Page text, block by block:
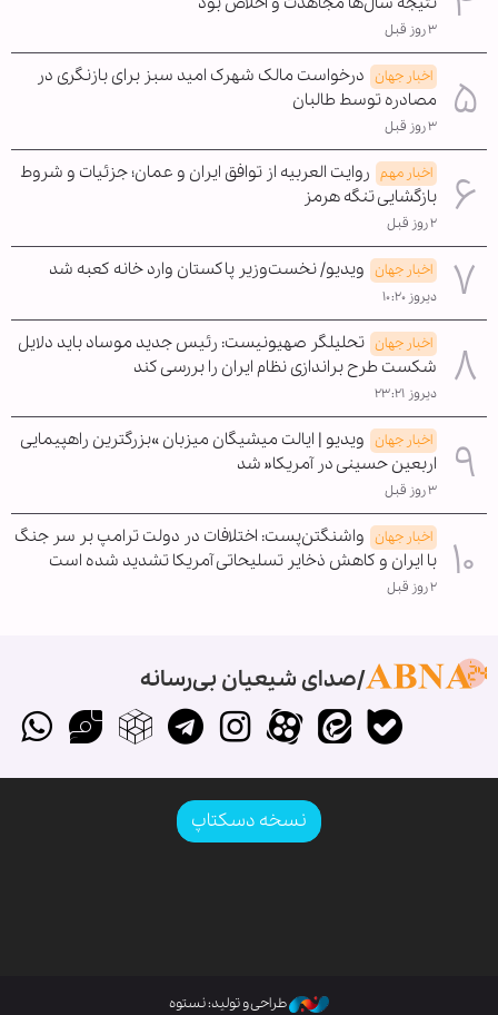
۳ روز قبل
اخبار جهان درخواست مالک شهرک امید سبز برای بازنگری در
مصادره توسط طالبان
۳ روز قبل
اخبار مهم روایت العربیه از توافق ایران و عمان؛ جزئیات و شروط
بازگشایی تنگه هرمز
۲ روز قبل
اخبار جهان ویدیو/ نخست‌وزیر پاکستان وارد خانه کعبه شد
دیروز ۱۰:۲۰
اخبار جهان تحلیلگر صهیونیست: رئیس جدید موساد باید دلایل
شکست طرح براندازی نظام ایران را بررسی کند
دیروز ۲۳:۲۱
اخبار جهان ویدیو | ایالت میشیگان میزبان »بزرگترین راهپیمایی
اربعین حسینی در آمریکا« شد
۳ روز قبل
اخبار جهان واشنگتن‌پست: اختلافات در دولت ترامپ بر سر جنگ
با ایران و کاهش ذخایر تسلیحاتی آمریکا تشدید شده است
۲ روز قبل
صدای شیعیان بی‌رسانه
نسخه دسکتاپ
طراحی و تولید: نستوه